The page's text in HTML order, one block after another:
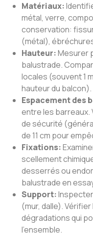
Matériaux:
métal, verre,
conservation:
(métal),
Hauteur:Mesurer
balustrade.
locales (souvent 1
hauteur du balcon).
Espacement des
entre les barreaux.
de sécurité
de 11 cm pour
Fixations:
scellement
desserrés ou
balustrade en
Support:
(mur, dalle).
dégradations qui
l’ensemble.